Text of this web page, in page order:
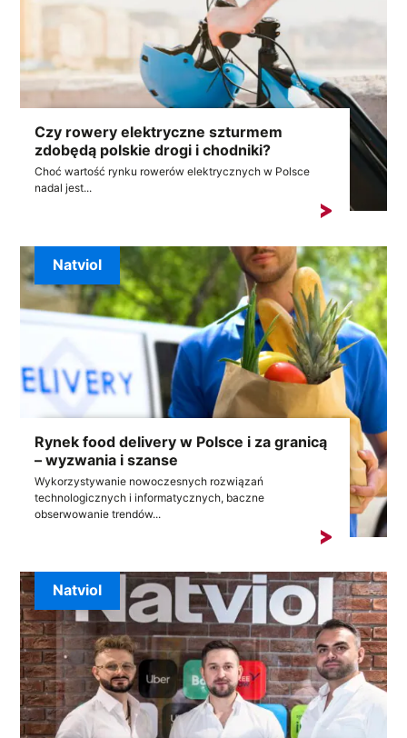
Czy rowery elektryczne szturmem
zdobędą polskie drogi i chodniki?
Choć wartość rynku rowerów elektrycznych w Polsce
nadal jest...
Rynek food delivery w Polsce i za granicą
– wyzwania i szanse
Wykorzystywanie nowoczesnych rozwiązań
technologicznych i informatycznych, baczne
obserwowanie trendów...
Natviol
Natviol